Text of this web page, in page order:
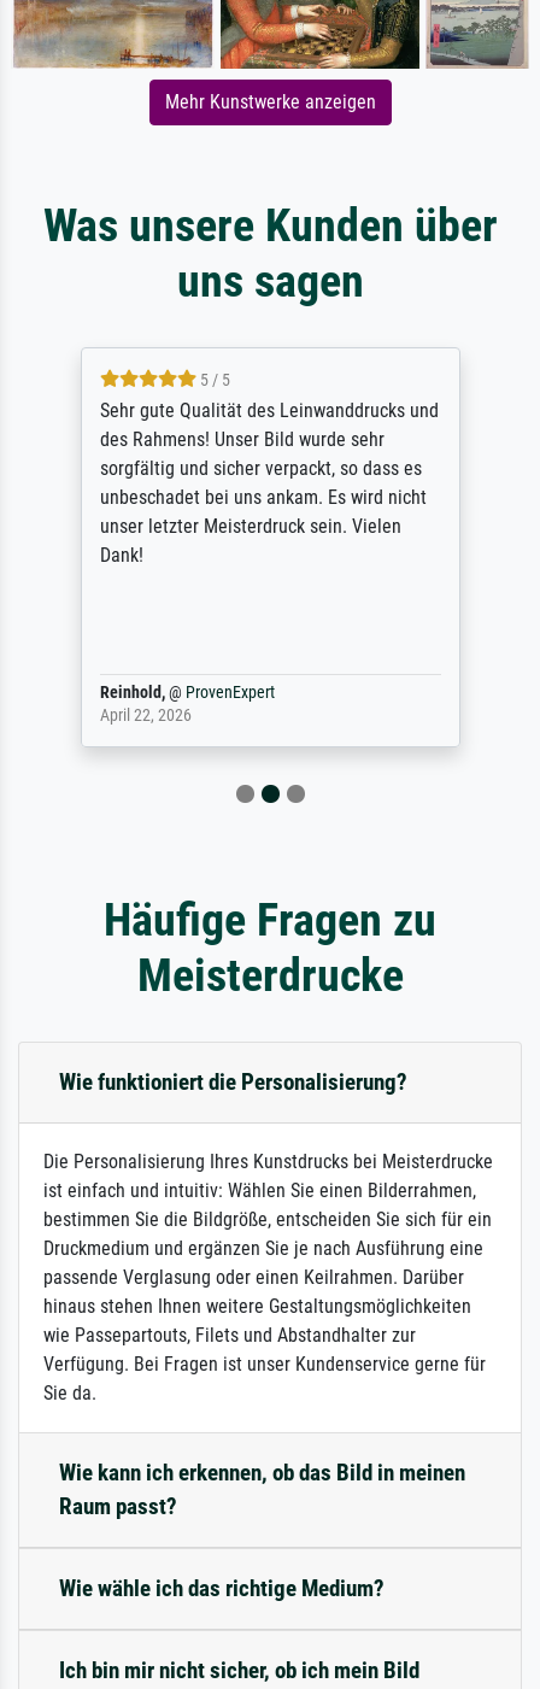
Mehr Kunstwerke anzeigen
Was unsere Kunden über
uns sagen
5 / 5
Sehr gute Qualität des Leinwanddrucks und
des Rahmens! Unser Bild wurde sehr
sorgfältig und sicher verpackt, so dass es
unbeschadet bei uns ankam. Es wird nicht
unser letzter Meisterdruck sein. Vielen
Dank!
Reinhold,@ ProvenExpert
April 22, 2026
Häufige Fragen zu
Meisterdrucke
Wie funktioniert die Personalisierung?
Die Personalisierung Ihres Kunstdrucks bei Meisterdrucke
ist einfach und intuitiv: Wählen Sie einen Bilderrahmen,
bestimmen Sie die Bildgröße, entscheiden Sie sich für ein
Druckmedium und ergänzen Sie je nach Ausführung eine
passende Verglasung oder einen Keilrahmen. Darüber
hinaus stehen Ihnen weitere Gestaltungsmöglichkeiten
wie Passepartouts, Filets und Abstandhalter zur
Verfügung. Bei Fragen ist unser Kundenservice gerne für
Sie da.
Wie kann ich erkennen, ob das Bild in meinen
Raum passt?
Wie wähle ich das richtige Medium?
Ich bin mir nicht sicher, ob ich mein Bild